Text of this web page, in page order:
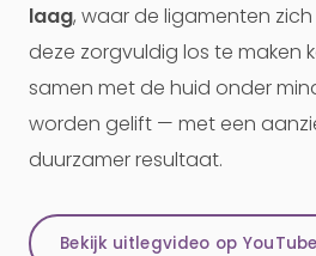
laag, waar de ligamenten
deze zorgvuldig los te maken
samen met de huid onder
worden gelift — met een
duurzamer resultaat.
Bekijk uitlegvideo op YouTube